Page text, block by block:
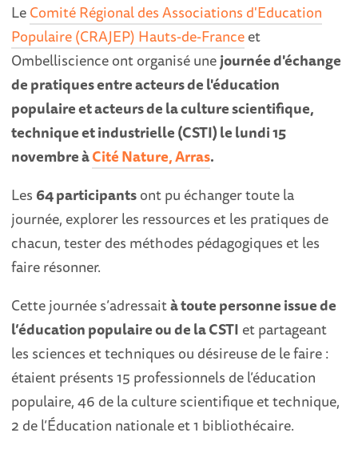
LeComité Régional des Associations d'Education
Populaire (CRAJEP) Hauts-de-Franceet
Ombelliscience ont organisé unejournée d'échange
de pratiques entre acteurs de l'éducation
populaire et acteurs de la culture scientifique,
technique et industrielle (CSTI) le lundi 15
novembre àCité Nature, Arras.
Les 64 participantsont pu échanger toute la
journée, explorer les ressources et les pratiques de
chacun, tester des méthodes pédagogiques et les
faire résonner.
Cette journée s’adressaità toute personne issue de
l’éducation populaire ou de la CSTI et partageant
les sciences et techniques ou désireuse de le faire :
étaient présents 15 professionnels de l’éducation
populaire, 46 de la culture scientifique et technique,
2 de l’Éducation nationale et 1 bibliothécaire.